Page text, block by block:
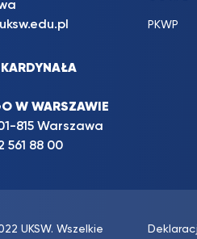
W WARSZAWIE
815 Warszawa
561 88 00
PKWP
UKSW. Wszelkie